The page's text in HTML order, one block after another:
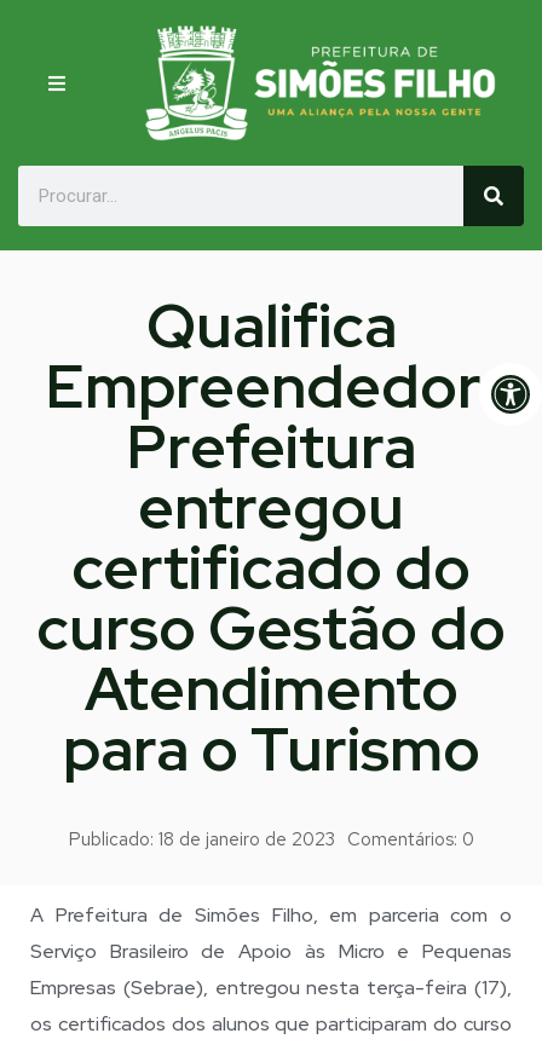
Qualifica
Empreendedor:
Prefeitura
entregou
certificado do
curso Gestão do
Atendimento
para o Turismo
Publicado: 18 de janeiro de 2023 Comentários: 0
A Prefeitura de Simões Filho, em parceria com o
Serviço Brasileiro de Apoio às Micro e Pequenas
Empresas (Sebrae), entregou nesta terça-feira (17),
os certificados dos alunos que participaram do curso